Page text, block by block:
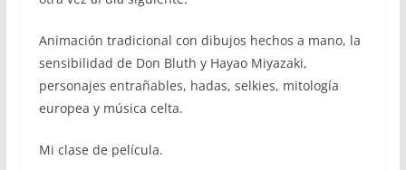
Animación tradicional con dibujos hechos a mano, la
sensibilidad de Don Bluth y Hayao Miyazaki,
personajes entrañables, hadas, selkies, mitología
europea y música celta.
Mi clase de película.